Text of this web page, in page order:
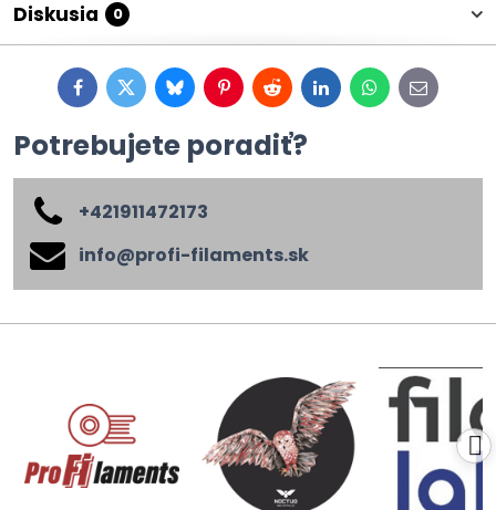
Diskusia 0
FacebookTwitterBlueskyPinterestRedditLinkedInWhatsApp
E-
mail
Potrebujete poradiť?
+421911472173
info​@profi-filaments​.sk